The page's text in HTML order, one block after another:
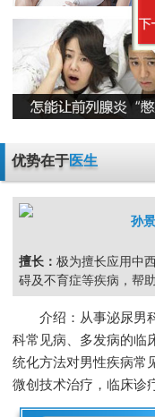
男性男科检
男科检查 男科
精囊炎有哪
尿道炎是什
包皮龟头炎
精子畸形率
弱精症有哪
少精症是又
优势在于医生
孙
擅长： 极为擅长应用中
碍及不育症等疾病，帮
介绍：从事泌尿男
科常见病、多发病的临
统化方法对男性疾病常
微创技术治疗，临床诊